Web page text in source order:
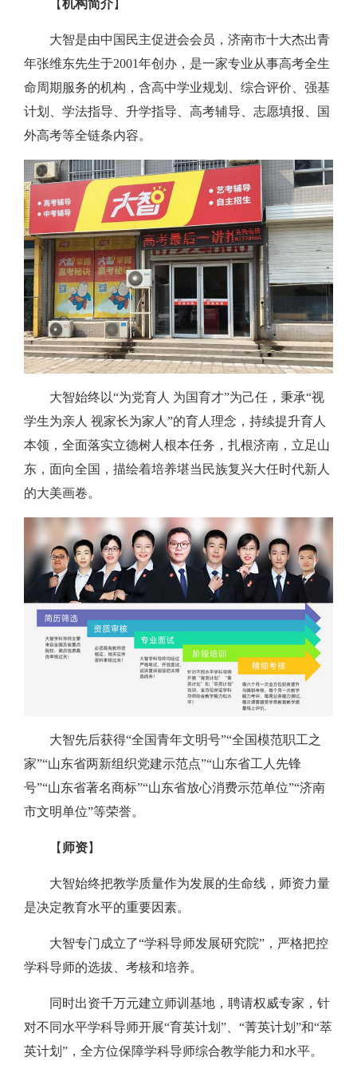
【机构简介】
大智是由中国民主促进会会员，济南市十大杰出青
年张维东先生于2001年创办，是一家专业从事高考全生
命周期服务的机构，含高中学业规划、综合评价、强基
计划、学法指导、升学指导、高考辅导、志愿填报、国
外高考等全链条内容。
大智始终以“为党育人 为国育才”为己任，秉承“视
学生为亲人 视家长为家人”的育人理念，持续提升育人
本领，全面落实立德树人根本任务，扎根济南，立足山
东，面向全国，描绘着培养堪当民族复兴大任时代新人
的大美画卷。
大智先后获得“全国青年文明号”“全国模范职工之
家”“山东省两新组织党建示范点”“山东省工人先锋
号”“山东省著名商标”“山东省放心消费示范单位”“济南
市文明单位”等荣誉。
【 师资】
大智始终把教学质量作为发展的生命线，师资力量
是决定教育水平的重要因素。
大智专门成立了“学科导师发展研究院”，严格把控
学科导师的选拔、考核和培养。
同时出资千万元建立师训基地，聘请权威专家，针
对不同水平学科导师开展“育英计划”、“菁英计划”和“萃
英计划”，全方位保障学科导师综合教学能力和水平。